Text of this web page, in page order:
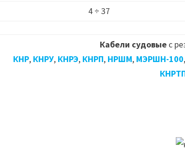
4 ÷ 37
Кабели судовыес
КНР, КНРУ, КНРЭ, КНРП, НРШМ, МЭРШН-100,